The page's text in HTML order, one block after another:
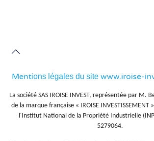
Mentions légales du site www.iroise-
La société SAS IROISE INVEST, représentée par M.
de la marque française « IROISE INVESTISSEMENT
l'Institut National de la Propriété Industrielle
5279064.